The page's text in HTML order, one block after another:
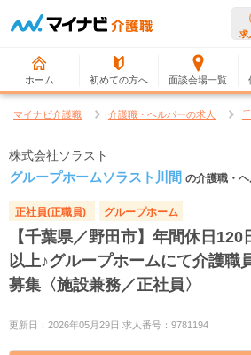
求
ホーム 初めての方へ 面談会場一覧
マイナビ介護職 介護職・ヘルパーの求人
株式会社ソラスト
グループホームソラスト川間 の介護職・
正社員(正職員) グループホーム
【千葉県／野田市】年間休日120
以上♪グループホームにて介護職
募集〈施設兼務／正社員〉
更新日：2026年05月29日 求人番号：9781194